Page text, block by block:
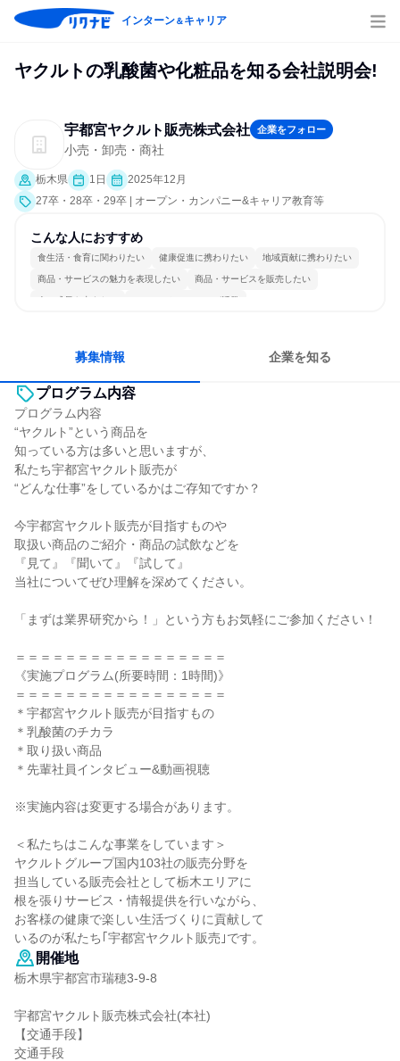
インターン＆キャリア
ヤクルトの乳酸菌や化粧品を知る会社説明会!
宇都宮ヤクルト販売株式会社 企業をフォロー
小売・卸売・商社
栃木県 1日
2025年12月
27卒・28卒・29卒 | オープン・カンパニー&キャリア教育等
こんな人におすすめ
食生活・食育に関わりたい 健康促進に携わりたい 地域貢献に携わりたい
商品・サービスの魅力を表現したい 商品・サービスを販売したい
人の成長を支えたい コミュニケーションが活発
募集情報 企業を知る
プログラム内容
プログラム内容
“ヤクルト”という商品を
知っている方は多いと思いますが、
私たち宇都宮ヤクルト販売が
“どんな仕事”をしているかはご存知ですか？
今宇都宮ヤクルト販売が目指すものや
取扱い商品のご紹介・商品の試飲などを
『見て』『聞いて』『試して』
当社についてぜひ理解を深めてください。
「まずは業界研究から！」という方もお気軽にご参加ください！
＝＝＝＝＝＝＝＝＝＝＝＝＝＝＝＝＝
《実施プログラム(所要時間：1時間)》
＝＝＝＝＝＝＝＝＝＝＝＝＝＝＝＝＝
＊宇都宮ヤクルト販売が目指すもの
＊乳酸菌のチカラ
＊取り扱い商品
＊先輩社員インタビュー&動画視聴
※実施内容は変更する場合があります。
＜私たちはこんな事業をしています＞
ヤクルトグループ国内103社の販売分野を
担当している販売会社として栃木エリアに
根を張りサービス・情報提供を行いながら、
お客様の健康で楽しい生活づくりに貢献して
いるのが私たち｢宇都宮ヤクルト販売｣です。
開催地
栃木県宇都宮市瑞穂3-9-8
宇都宮ヤクルト販売株式会社(本社)
【交通手段】
交通手段